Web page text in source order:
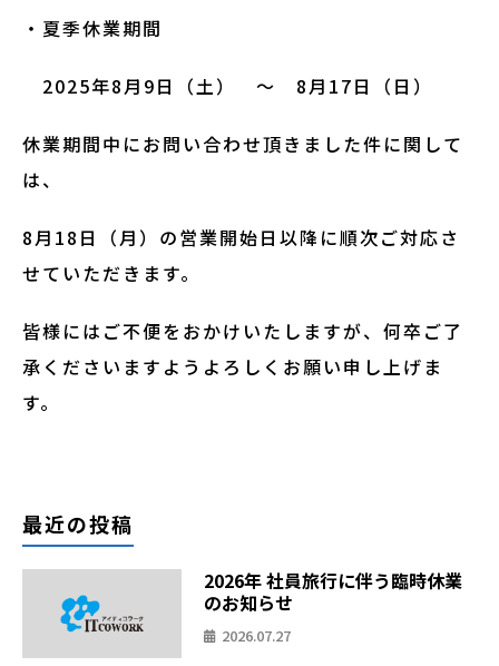
・夏季休業期間
2025年8月9日（土） 〜 8月17日（日）
休業期間中にお問い合わせ頂きました件に関して
は、
8月18日（月）の営業開始日以降に順次ご対応さ
せていただきます。
皆様にはご不便をおかけいたしますが、何卒ご了
承くださいますようよろしくお願い申し上げま
す。
最近の投稿
2026年 社員旅行に伴う臨時休業
のお知らせ
2026.07.27